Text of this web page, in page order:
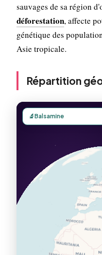
sauvages de sa région
déforestation, affecte
génétique des
Asie tropicale.
Répartition